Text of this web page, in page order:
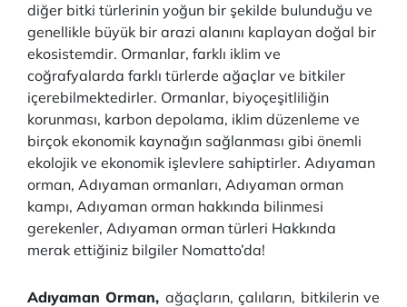
diğer bitki türlerinin yoğun bir şekilde bulunduğu ve
genellikle büyük bir arazi alanını kaplayan doğal bir
ekosistemdir. Ormanlar, farklı iklim ve
coğrafyalarda farklı türlerde ağaçlar ve bitkiler
içerebilmektedirler. Ormanlar, biyoçeşitliliğin
korunması, karbon depolama, iklim düzenleme ve
birçok ekonomik kaynağın sağlanması gibi önemli
ekolojik ve ekonomik işlevlere sahiptirler. Adıyaman
orman, Adıyaman ormanları, Adıyaman orman
kampı, Adıyaman orman hakkında bilinmesi
gerekenler, Adıyaman orman türleri Hakkında
merak ettiğiniz bilgiler Nomatto’da!
Adıyaman Orman, ağaçların, çalıların, bitkilerin ve